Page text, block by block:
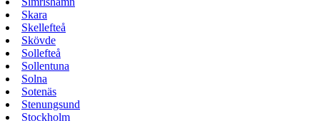
Skara
Skellefteå
Skövde
Sollefteå
Sollentuna
Solna
Sotenäs
Stenungsund
Stockholm